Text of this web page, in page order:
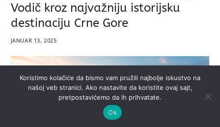
Vodič kroz najvažniju istorijsku
destinaciju Crne Gore
JANUAR 13, 2025
Koristimo kolačiće da bismo vam pružili najbolje iskustvo na
našoj veb stranici. Ako nastavite da koristite ovaj sajt,
pretpostavićemo da ih prihvatate.
Ok